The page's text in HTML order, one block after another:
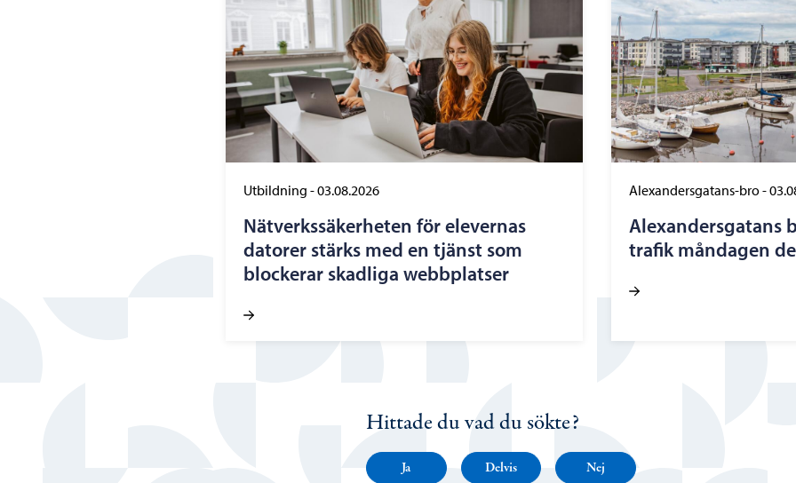
Utbildning -03.08.2026
Nätverkssäkerheten för elevernas
datorer stärks med en tjänst som
blockerar skadliga webbplatser
Alexandersgatans-bro-
Alexandersgatans
trafik måndagen
Hittade du vad du sökte?
Ja Delvis Nej